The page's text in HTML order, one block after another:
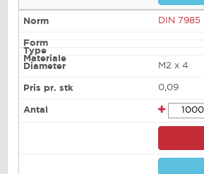
DIN 7985
M2 x 4
0,09